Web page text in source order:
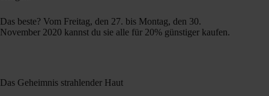
Das beste? Vom Freitag, den 27. bis Montag, den 30.
November 2020 kannst du sie alle für 20% günstiger kaufen.
Das Geheimnis strahlender Haut